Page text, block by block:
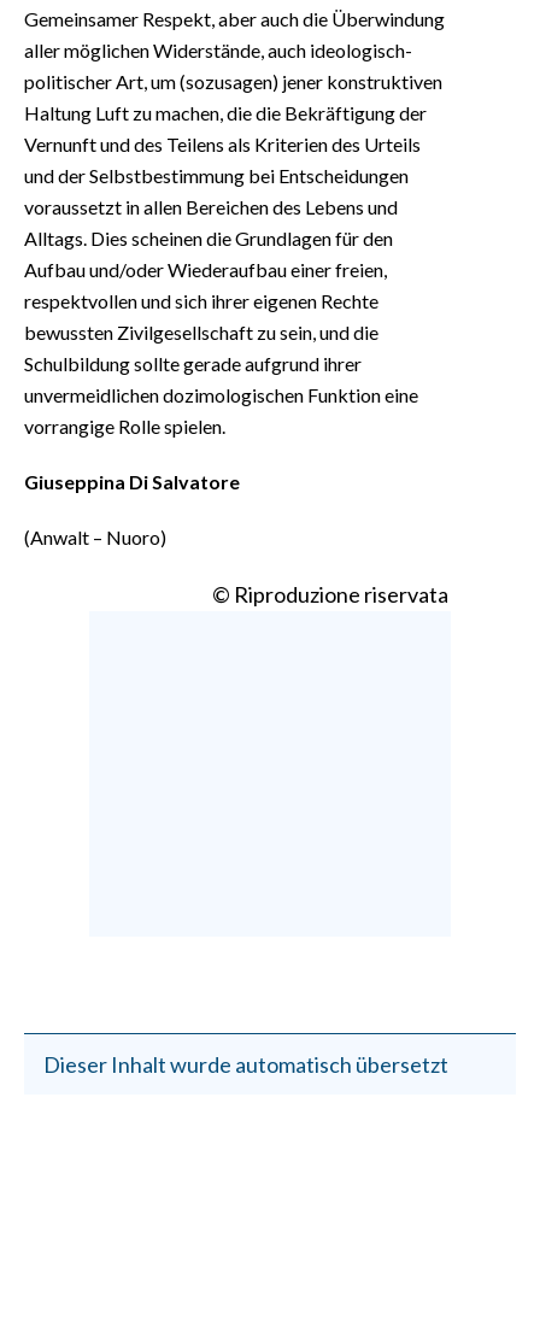
Gemeinsamer Respekt, aber auch die Überwindung
aller möglichen Widerstände, auch ideologisch-
politischer Art, um (sozusagen) jener konstruktiven
Haltung Luft zu machen, die die Bekräftigung der
Vernunft und des Teilens als Kriterien des Urteils
und der Selbstbestimmung bei Entscheidungen
voraussetzt in allen Bereichen des Lebens und
Alltags. Dies scheinen die Grundlagen für den
Aufbau und/oder Wiederaufbau einer freien,
respektvollen und sich ihrer eigenen Rechte
bewussten Zivilgesellschaft zu sein, und die
Schulbildung sollte gerade aufgrund ihrer
unvermeidlichen dozimologischen Funktion eine
vorrangige Rolle spielen.
Giuseppina Di Salvatore
(Anwalt – Nuoro)
© Riproduzione riservata
Dieser Inhalt wurde automatisch übersetzt